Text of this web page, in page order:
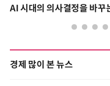
경제 많이 본 뉴스